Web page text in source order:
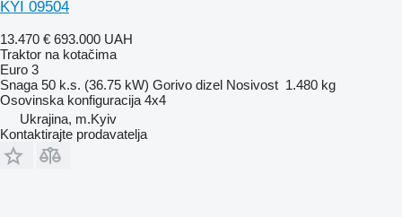
KYI 09504
13.470 € 693.000 UAH
Traktor na kotačima
Euro 3
Snaga 50 k.s. (36.75 kW) Gorivo dizel Nosivost 1.480 kg
Osovinska konfiguracija 4x4
Ukrajina, m.Kyiv
Kontaktirajte prodavatelja